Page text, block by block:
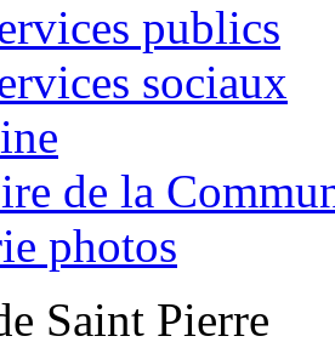
publics
sociaux
de la
photos
Saint Pierre